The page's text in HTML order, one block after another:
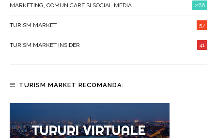
MARKETING, COMUNICARE SI SOCIAL MEDIA 266
TURISM MARKET 57
TURISM MARKET INSIDER 41
TURISM MARKET RECOMANDA: